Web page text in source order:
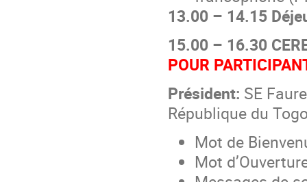
13.00 – 14.15
15.00 – 16.30
POUR
Président: SE
République du
Mot de
Mot